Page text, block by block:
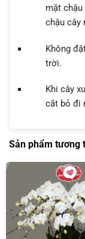
mặt
chậu cây
Không
trời.
Khi cây
cắt bỏ đi
Sản phẩm tương